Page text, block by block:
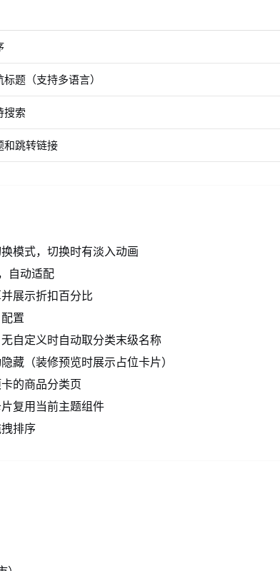
题（支持多语言）
搜索
和跳转链接
模式，切换时有淡入动画
自动适配
展示折扣百分比
置
自定义时自动取分类末级名称
藏（装修预览时展示占位卡片）
的商品分类页
复用当前主题组件
排序